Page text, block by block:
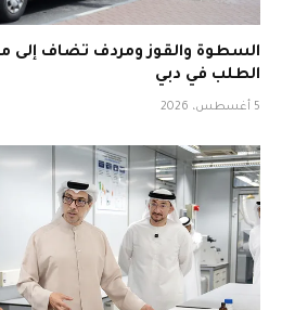
السطوة والقوز ومردف تضاف إلى
الطلب في دبي
5 أغسطس، 2026